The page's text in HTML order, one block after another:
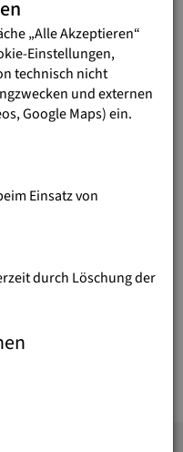
ERBRECHT
Velden / Mittwoch, 30.9.
ZUM
/ Mi, 7.10.
IN WIEN
„Alle Akzeptieren“
Einstellungen,
technisch nicht
und externen
Google Maps) ein.
Einsatz von
durch Löschung der